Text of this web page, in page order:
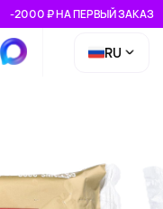
-2000 ₽ НА ПЕРВЫЙ ЗАКАЗ
RU